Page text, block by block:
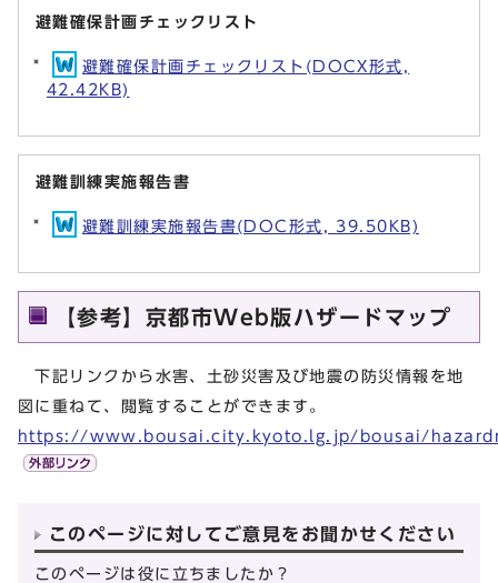
避難確保計画チェックリスト
避難確保計画チェックリスト(DOCX形式,
42.42KB)
避難訓練実施報告書
避難訓練実施報告書(DOC形式, 39.50KB)
【参考】京都市Web版ハザードマップ
下記リンクから水害、土砂災害及び地震の防災情報を地
図に重ねて、閲覧することができます。
https://www.bousai.city.kyoto.lg.jp/bousai/
このページに対してご意見をお聞かせください
このページは役に立ちましたか？